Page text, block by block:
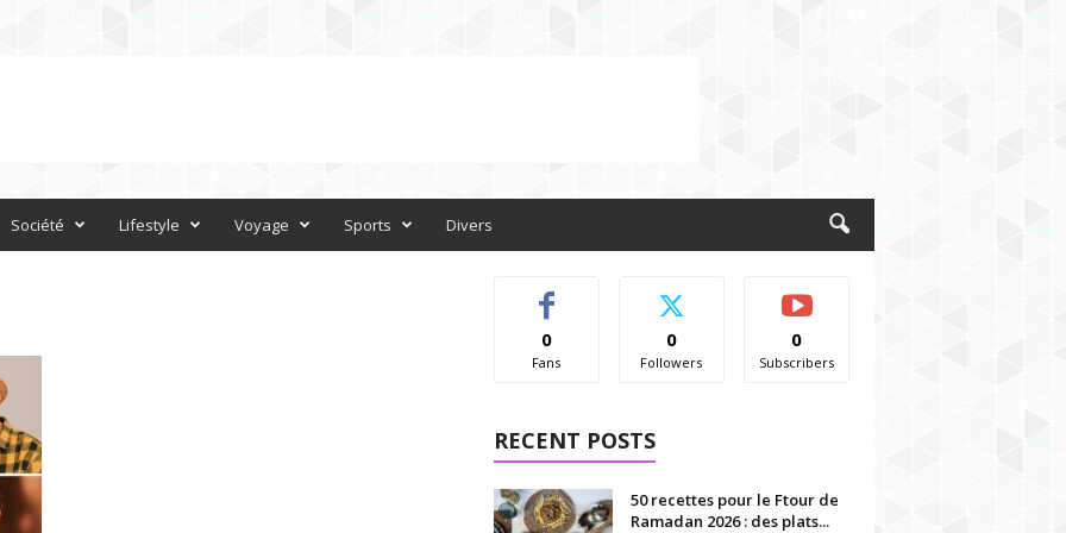
Société Lifestyle Voyage Sports Divers
0
Fans
0
Followers
0
Subscribers
RECENT POSTS
50 recettes pour le Ftour de
Ramadan 2026 : des plats...